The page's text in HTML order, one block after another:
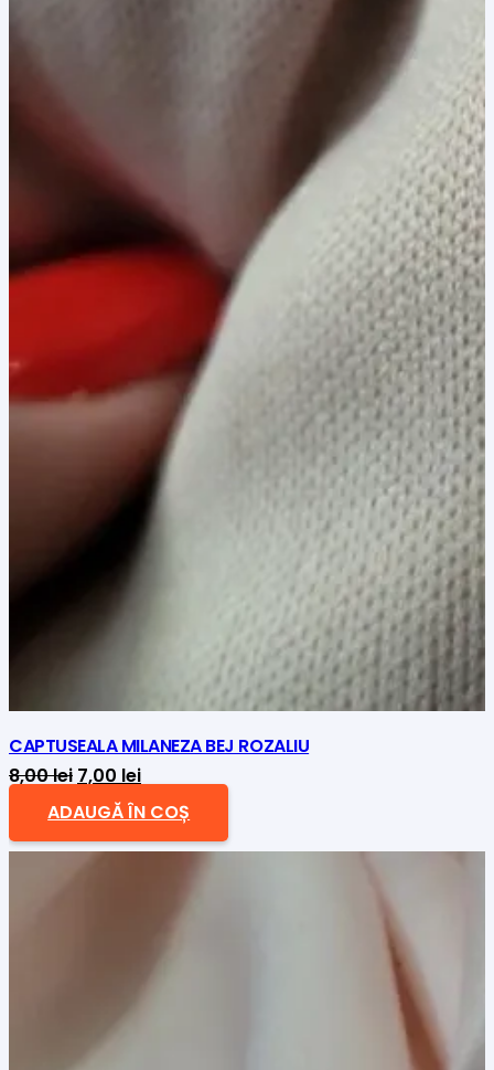
CAPTUSEALA MILANEZA BEJ ROZALIU
8,00lei Prețul
inițial
a
7,00 leiPrețul
curent
este:
ADAUGĂ ÎN COȘ